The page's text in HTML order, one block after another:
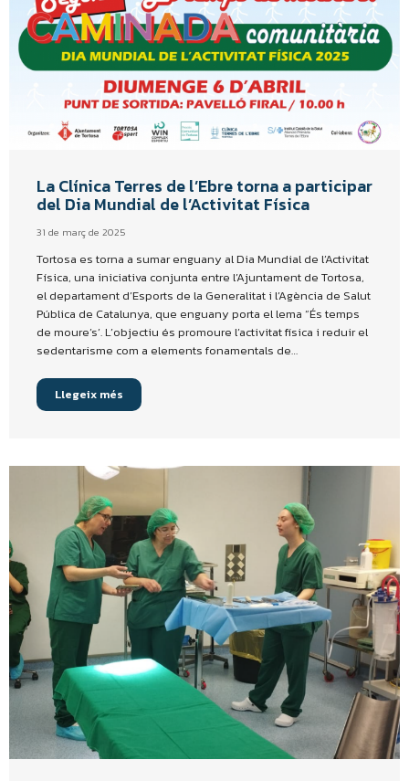
La Clínica Terres de l’Ebre torna a participar
del Dia Mundial de l’Activitat Física
31 de març de 2025
Tortosa es torna a sumar enguany al Dia Mundial de l’Activitat
Física, una iniciativa conjunta entre l’Ajuntament de Tortosa,
el departament d’Esports de la Generalitat i l’Agència de Salut
Pública de Catalunya, que enguany porta el lema “És temps
de moure’s’. L’objectiu és promoure l’activitat física i reduir el
sedentarisme com a elements fonamentals de…
Llegeix més